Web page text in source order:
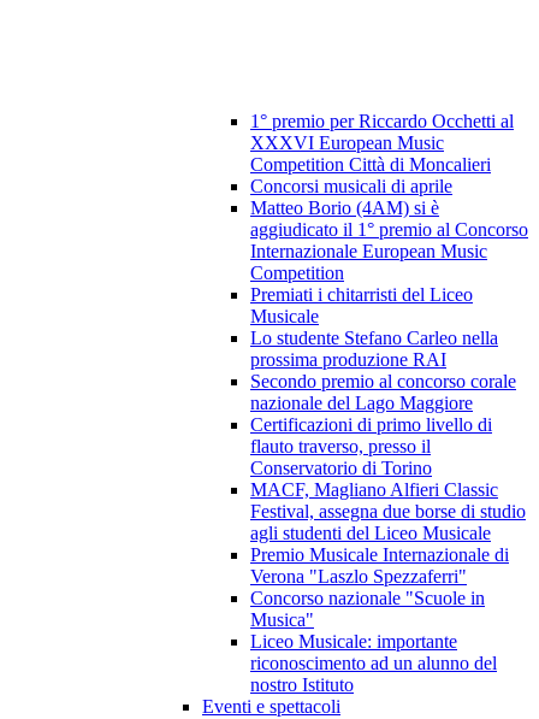
1° premio per Riccardo Occhetti al
XXXVI European Music
Competition Città di Moncalieri
Concorsi musicali di aprile
Matteo Borio (4AM) si è
aggiudicato il 1° premio al Concorso
Internazionale European Music
Competition
Premiati i chitarristi del Liceo
Musicale
Lo studente Stefano Carleo nella
prossima produzione RAI
Secondo premio al concorso corale
nazionale del Lago Maggiore
Certificazioni di primo livello di
flauto traverso, presso il
Conservatorio di Torino
MACF, Magliano Alfieri Classic
Festival, assegna due borse di studio
agli studenti del Liceo Musicale
Premio Musicale Internazionale di
Verona "Laszlo Spezzaferri"
Concorso nazionale "Scuole in
Musica"
Liceo Musicale: importante
riconoscimento ad un alunno del
nostro Istituto
Eventi e spettacoli